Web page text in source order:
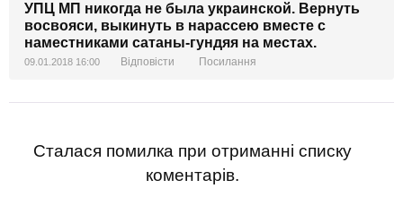
УПЦ МП никогда не была украинской. Вернуть
восвояси, выкинуть в нарассею вместе с
наместниками сатаны-гундяя на местах.
09.01.2018 16:00 Відповісти Посилання
Сталася помилка при отриманні списку
коментарів.